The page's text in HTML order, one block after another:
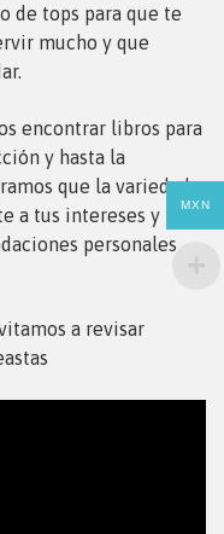
de tops para que te
mucho y que
encontrar libros para
y hasta la
que la variedad
a tus intereses y te
personales
a revisar
MXN